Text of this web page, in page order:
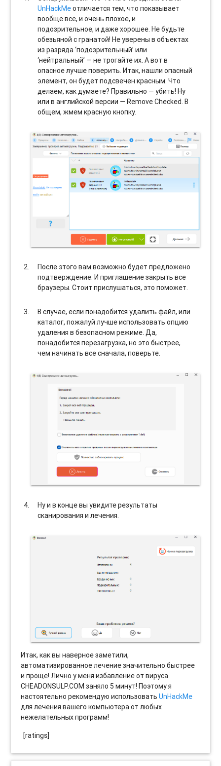
UnHackMeотличается тем, что показывает
вообще все, и очень плохое, и
подозрительное, и даже хорошее. Не будьте
обезьяной с гранатой! Не уверены в объектах
из разряда ‘подозрительный’ или
‘нейтральный’ — не трогайте их. А вот в
опасное лучше поверить. Итак, нашли опасный
элемент, он будет подсвечен красным. Что
делаем, как думаете? Правильно — убить! Ну
или в английской версии — Remove Checked. В
общем, жмем красную кнопку.
После этого вам возможно будет предложено
подтверждение. И приглашение закрыть все
браузеры. Стоит прислушаться, это поможет.
В случае, если понадобится удалить файл, или
каталог, пожалуй лучше использовать опцию
удаления в безопасном режиме. Да,
понадобится перезагрузка, но это быстрее,
чем начинать все сначала, поверьте.
Ну и в конце вы увидите результаты
сканирования и лечения.
Итак, как вы наверное заметили,
автоматизированное лечение значительно быстрее
и проще! Лично у меня избавление от вируса
CHEADONSULP.COM заняло 5 минут! Поэтому я
настоятельно рекомендую использоватьUnHackMe
для лечения вашего компьютера от любых
нежелательных программ!
[ratings]